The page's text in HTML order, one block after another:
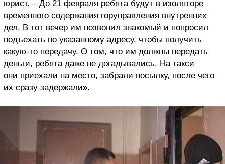
юрист. – До 21 февраля ребята будут в изоляторе
временного содержания горуправления внутренних
дел. В тот вечер им позвонил знакомый и попросил
подъехать по указанному адресу, чтобы получить
какую-то передачу. О том, что им должны передать
деньги, ребята даже не догадывались. На такси
они приехали на место, забрали посылку, после чего
их сразу задержали».